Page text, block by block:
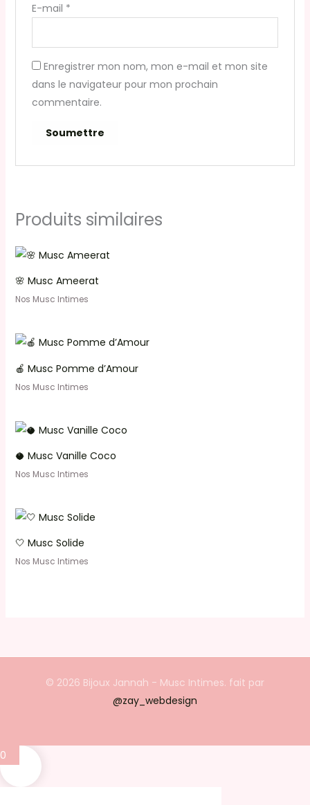
E-mail *
Enregistrer mon nom, mon e-mail et mon site
dans le navigateur pour mon prochain
commentaire.
Produits similaires
🌸 Musc Ameerat
Nos Musc Intimes
🍎 Musc Pomme d’Amour
Nos Musc Intimes
🥥 Musc Vanille Coco
Nos Musc Intimes
🤍 Musc Solide
Nos Musc Intimes
© 2026 Bijoux Jannah - Musc Intimes. fait par
@zay_webdesign
0